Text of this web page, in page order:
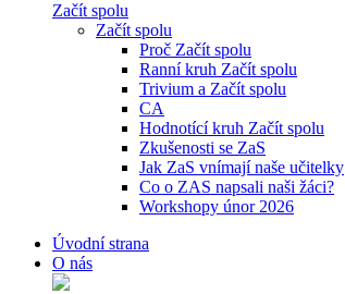
Začít spolu
Začít spolu
Proč Začít spolu
Ranní kruh Začít spolu
Trivium a Začít spolu
CA
Hodnotící kruh Začít spolu
Zkušenosti se ZaS
Jak ZaS vnímají naše učitelky
Co o ZAS napsali naši žáci?
Workshopy únor 2026
Úvodní strana
O nás